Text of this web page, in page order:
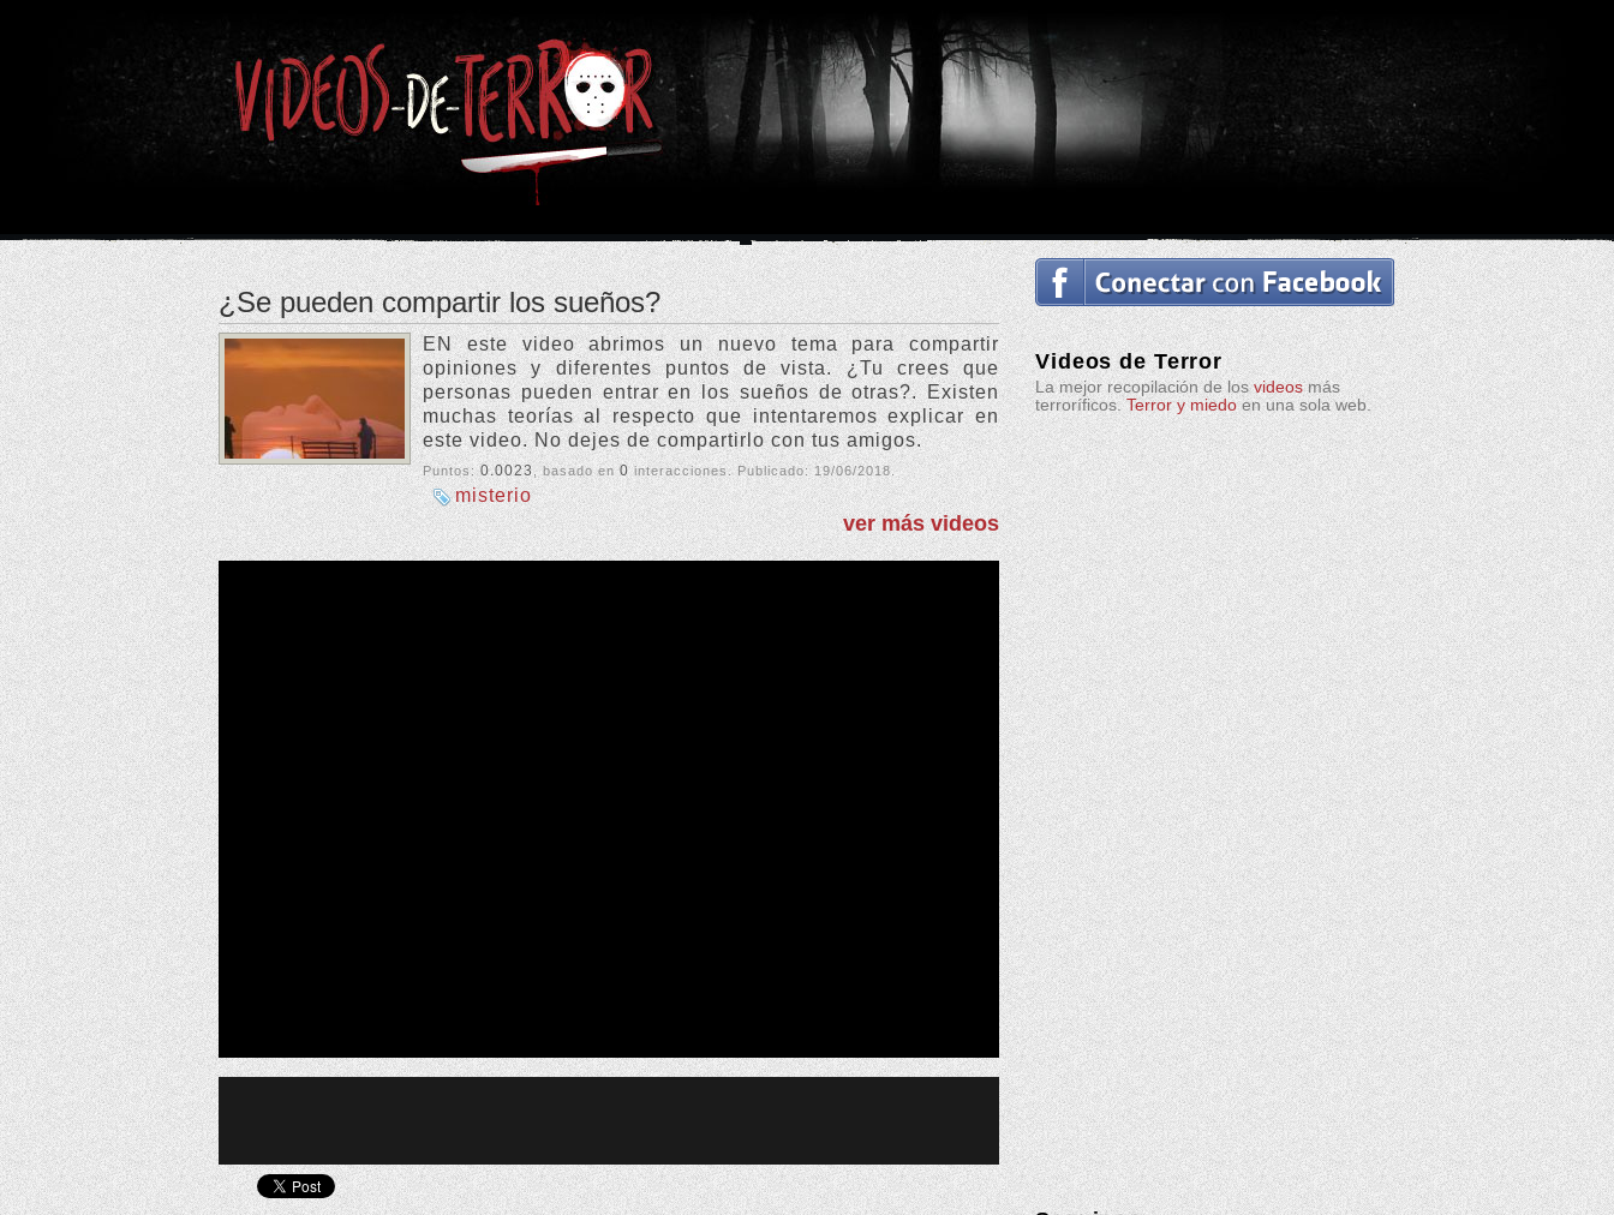
Videos de Terror
La mejor recopilación de losvideosmás
terroríficos.Terror y miedoen una sola web.
¿Se pueden compartir los sueños?
EN este video abrimos un nuevo tema para compartir
opiniones y diferentes puntos de vista. ¿Tu crees que
personas pueden entrar en los sueños de otras?. Existen
muchas teorías al respecto que intentaremos explicar en
este video. No dejes de compartirlo con tus amigos.
Puntos:0.0023 , basado en0interacciones. Publicado: 19/06/2018.
misterio
ver más videos